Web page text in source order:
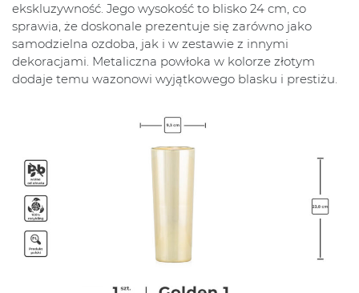
ekskluzywność. Jego wysokość to blisko 24 cm, co
sprawia, że doskonale prezentuje się zarówno jako
samodzielna ozdoba, jak i w zestawie z innymi
dekoracjami. Metaliczna powłoka w kolorze złotym
dodaje temu wazonowi wyjątkowego blasku i prestiżu.